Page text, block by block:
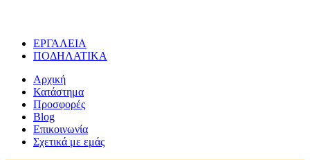
ΕΡΓΑΛΕΙΑ
ΠΟΔΗΛΑΤΙΚΑ
Αρχική
Κατάστημα
Προσφορές
Blog
Επικοινωνία
Σχετικά με εμάς